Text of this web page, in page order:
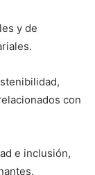
y de
con
e inclusión,